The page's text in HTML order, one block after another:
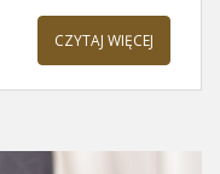
CZYTAJ WIĘCEJ